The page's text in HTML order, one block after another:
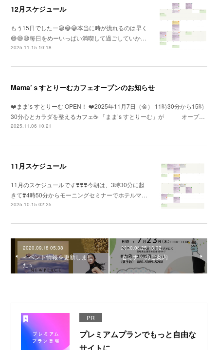
12月スケジュール
もう15日でしたー😅😅😅本当に時が流れるのは早く
😅😅😅毎日をめーいっぱい満喫して過ごしていか…
2025.11.15 10:18
Mama’ｓすとりーむカフェオープンのお知らせ
❤️まま’s すとりーむ OPEN！ ❤️2025年11月7日（金） 11時30分から15時
30分心とカラダを整えるカフェ☕️ 「まま’s すとりーむ」が オープ…
2025.11.06 10:21
11月スケジュール
11月のスケジュールです❣️❣️❣️今朝は、3時30分に起
きて❣️4時50分からモーニングセミナーでホテルマ…
2025.10.15 02:25
2020.09.18 05:38
イベント情報を更新しまし
た⭐️
2020.06.25 13:02
セミナーのご案内
PR
プレミアムプランでもっと自由な